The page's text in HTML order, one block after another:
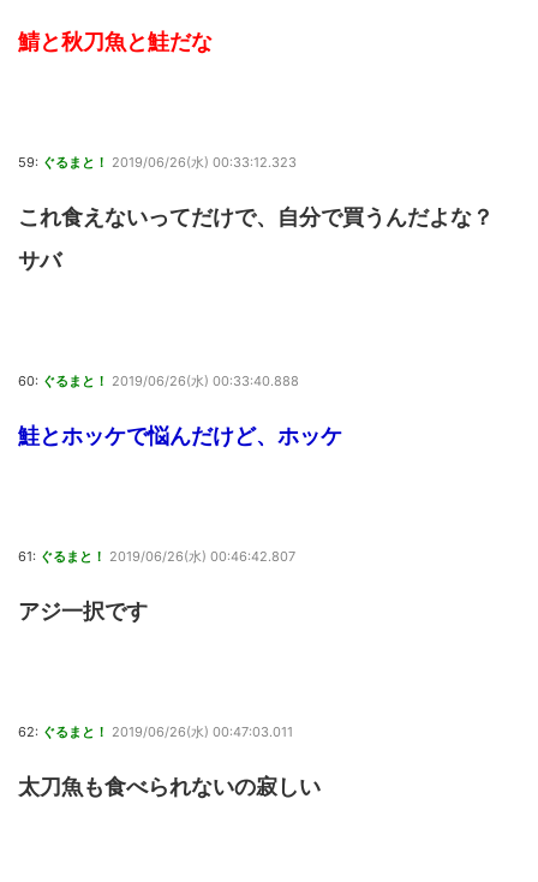
鯖と秋刀魚と鮭だな
59: ぐるまと！ 2019/06/26(水) 00:33:12.323
これ食えないってだけで、自分で買うんだよな？
サバ
60: ぐるまと！ 2019/06/26(水) 00:33:40.888
鮭とホッケで悩んだけど、ホッケ
61: ぐるまと！ 2019/06/26(水) 00:46:42.807
アジ一択です
62: ぐるまと！ 2019/06/26(水) 00:47:03.011
太刀魚も食べられないの寂しい